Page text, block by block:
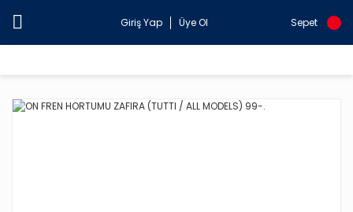
Giriş Yap Üye Ol Sepet